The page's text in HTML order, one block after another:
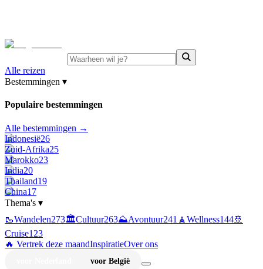
Alle reizen
Bestemmingen ▾
Populaire bestemmingen
Alle bestemmingen →
Indonesië26
Zuid-Afrika25
Marokko23
India20
Thailand19
China17
Thema's ▾
🥾Wandelen273🏛️Cultuur263⛰️Avontuur241 🧘Wellness144🚢
Cruise123
🔥 Vertrek deze maandInspiratieOver ons
voor België